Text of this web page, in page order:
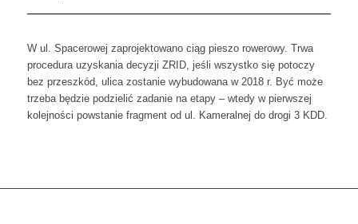
W ul. Spacerowej zaprojektowano ciąg pieszo rowerowy. Trwa
procedura uzyskania decyzji ZRID, jeśli wszystko się potoczy
bez przeszkód, ulica zostanie wybudowana w 2018 r. Być może
trzeba będzie podzielić zadanie na etapy – wtedy w pierwszej
kolejności powstanie fragment od ul. Kameralnej do drogi 3 KDD.